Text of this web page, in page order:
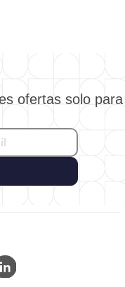
ofertas solo para